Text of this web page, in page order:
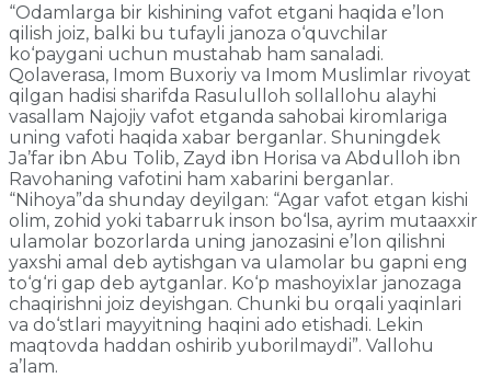
“Odamlarga bir kishining vafot etgani haqida e’lon
qilish joiz, balki bu tufayli janoza o‘quvchilar
ko‘paygani uchun mustahab ham sanaladi.
Qolaverasa, Imom Buxoriy va Imom Muslimlar rivoyat
qilgan hadisi sharifda Rasululloh sollallohu alayhi
vasallam Najojiy vafot etganda sahobai kiromlariga
uning vafoti haqida xabar berganlar. Shuningdek
Ja’far ibn Abu Tolib, Zayd ibn Horisa va Abdulloh ibn
Ravohaning vafotini ham xabarini berganlar.
“Nihoya”da shunday deyilgan: “Agar vafot etgan kishi
olim, zohid yoki tabarruk inson bo‘lsa, ayrim mutaaxxir
ulamolar bozorlarda uning janozasini e’lon qilishni
yaxshi amal deb aytishgan va ulamolar bu gapni eng
to‘g‘ri gap deb aytganlar. Ko‘p mashoyixlar janozaga
chaqirishni joiz deyishgan. Chunki bu orqali yaqinlari
va do‘stlari mayyitning haqini ado etishadi. Lekin
maqtovda haddan oshirib yuborilmaydi”. Vallohu
a’lam.